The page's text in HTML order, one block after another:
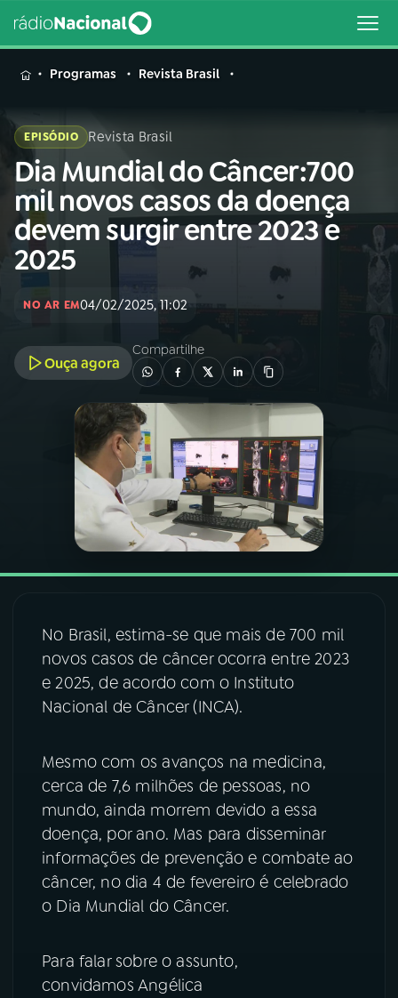
MENU
Buscar
na
Rádio
Nacional
Buscar
AO VIVO
02A RÁDIO
PROGRAMAÇÃO
PROGRAMAS
07ÚLTIMAS
ACOMPANHE A RÁDIO NACIONAL
YouTube Facebook
Instagram X
Programas Revista Brasil
EPISÓDIO Revista Brasil
Dia Mundial do Câncer:700
mil novos casos da doença
devem surgir entre 2023 e
2025
NO AR EM04/02/2025, 11:02
Ouça agora
Compartilhe
No Brasil, estima-se que mais de 700 mil
novos casos de câncer ocorra entre 2023
e 2025, de acordo com o Instituto
Nacional de Câncer (INCA).
Mesmo com os avanços na medicina,
cerca de 7,6 milhões de pessoas, no
mundo, ainda morrem devido a essa
doença, por ano. Mas para disseminar
informações de prevenção e combate ao
câncer, no dia 4 de fevereiro é celebrado
o Dia Mundial do Câncer.
Para falar sobre o assunto,
convidamos Angélica